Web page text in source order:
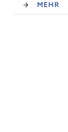
MEHR